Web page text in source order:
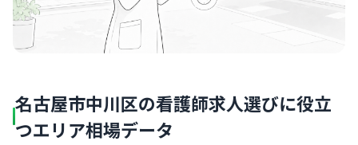
名古屋市中川区の看護師求人選びに役立
つエリア相場データ